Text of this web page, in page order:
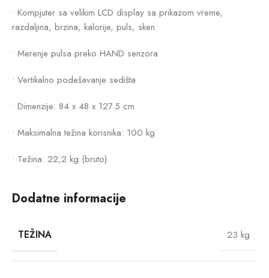
• Kompjuter sa velikim LCD display sa prikazom vreme,
razdaljina, brzina, kalorije, puls, sken
• Merenje pulsa preko HAND senzora
• Vertikalno podešavanje sedišta
• Dimenzije: 84 x 48 x 127.5 сm
• Maksimalna težina korisnika: 100 kg
• Težina: 22,2 kg (bruto)
Dodatne informacije
TEŽINA 23 kg